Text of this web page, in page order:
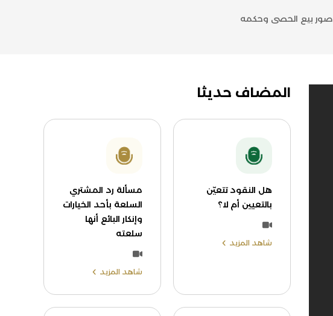
صور بيع الحصى وحكمه
المضاف حديثا
هل النقود تتعيّن
بالتعيين أم لا؟
شاهد المزيد
مسألة رد المشتري
السلعة بأحد الخيارات
وإنكار البائع أنها
سلعته
شاهد المزيد